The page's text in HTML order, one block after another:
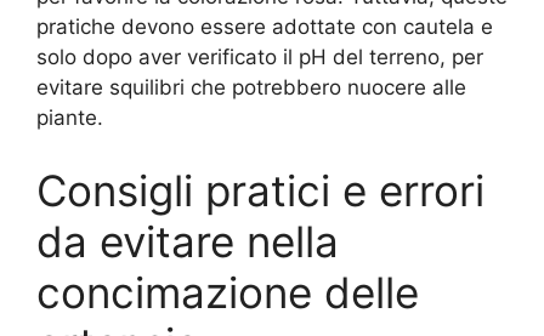
pratiche devono essere adottate con cautela e
solo dopo aver verificato il pH del terreno, per
evitare squilibri che potrebbero nuocere alle
piante.
Consigli pratici e errori
da evitare nella
concimazione delle